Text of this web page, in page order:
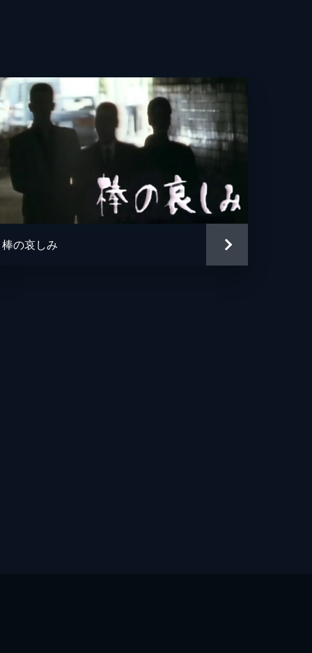
棒の哀しみ